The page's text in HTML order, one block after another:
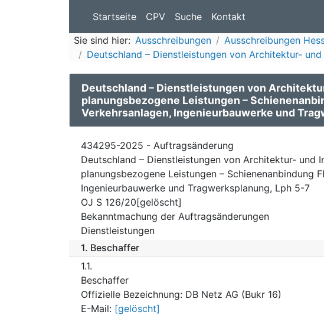
Startseite CPV Suche Kontakt
Sie sind hier: Ausschreibungen Ausschreibungen
Deutschland – Dienstleistungen von Architektur-
Deutschland – Dienstleistungen von
planungsbezogene Leistungen –
Verkehrsanlagen, Ingenieurbauwerke und
434295-2025 - Auftragsänderung
Deutschland – Dienstleistungen von Architektur- und
planungsbezogene Leistungen – Schienenanbindung
Ingenieurbauwerke und Tragwerksplanung, Lph 5-7
OJ S 126/20[gelöscht]
Bekanntmachung der Auftragsänderungen
Dienstleistungen
1. Beschaffer
1.1.
Beschaffer
Offizielle Bezeichnung: DB Netz AG (Bukr 16)
E-Mail: [gelöscht]